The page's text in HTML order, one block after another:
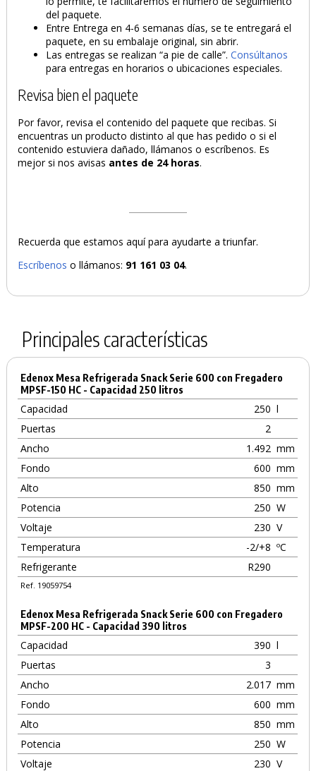
del paquete.
Entre Entrega en 4-6 semanas días, se te entregará el
paquete, en su embalaje original, sin abrir.
Las entregas se realizan “a pie de calle”.Consúltanos
para entregas en horarios o ubicaciones especiales.
Revisa bien el paquete
Por favor, revisa el contenido del paquete que recibas. Si
encuentras un producto distinto al que has pedido o si el
contenido estuviera dañado, llámanos o escríbenos. Es
mejor si nos avisas antes de 24 horas.
Recuerda que estamos aquí para ayudarte a triunfar.
Escríbenos o llámanos: 91 161 03 04.
Principales características
Edenox Mesa Refrigerada Snack Serie 600 con Fregadero
MPSF-150 HC - Capacidad 250 litros
Capacidad 250 l
Puertas
2
Ancho
1.492 mm
Fondo
600 mm
Alto
850 mm
Potencia
250 W
Voltaje
230 V
Temperatura
-2/+8 ºC
Refrigerante
R290
Ref. 19059754
Edenox Mesa Refrigerada Snack Serie 600 con Fregadero
MPSF-200 HC - Capacidad 390 litros
Capacidad 390 l
Puertas
3
Ancho
2.017 mm
Fondo
600 mm
Alto
850 mm
Potencia
250 W
Voltaje
230 V